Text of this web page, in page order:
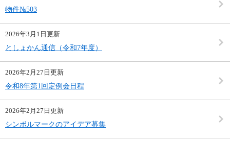
物件№503
2026年3月1日更新
としょかん通信（令和7年度）
2026年2月27日更新
令和8年第1回定例会日程
2026年2月27日更新
シンボルマークのアイデア募集